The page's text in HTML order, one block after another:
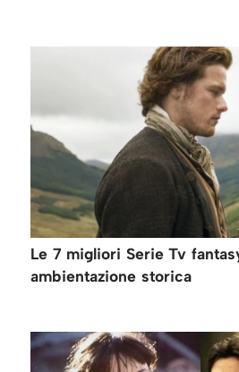
Le 7 migliori Serie Tv
ambientazione storica